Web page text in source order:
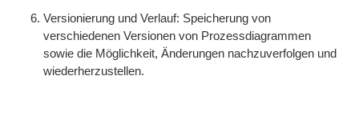
Versionierung und Verlauf: Speicherung von
verschiedenen Versionen von Prozessdiagrammen
sowie die Möglichkeit, Änderungen nachzuverfolgen und
wiederherzustellen.